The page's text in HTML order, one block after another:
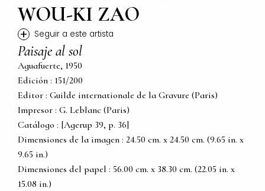
WOU-KI ZAO
+ Seguir a este artista
Paisaje al sol
Aguafuerte, 1950
Edición : 151/200
Editor : Guilde internationale de la Gravure (Paris)
Impresor : G. Leblanc (Paris)
Catálogo : [Agerup 39, p. 36]
Dimensiones de la imagen : 24.50 cm. x 24.50 cm. (9.65 in. x
9.65 in.)
Dimensiones del papel : 56.00 cm. x 38.30 cm. (22.05 in. x
15.08 in.)